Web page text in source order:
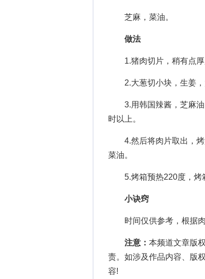
芝麻，菜油。
做法
1.猪肉切片，稍有点厚
2.大葱切小块，生姜，
3.用韩国辣酱，芝麻油
时以上。
4.然后将肉片取出，烤
菜油。
5.烤箱预热220度，烤箱
小诀窍
时间仅供参考，根据肉
注意： 本频道文章版
责。如涉及作品内容、版
容!